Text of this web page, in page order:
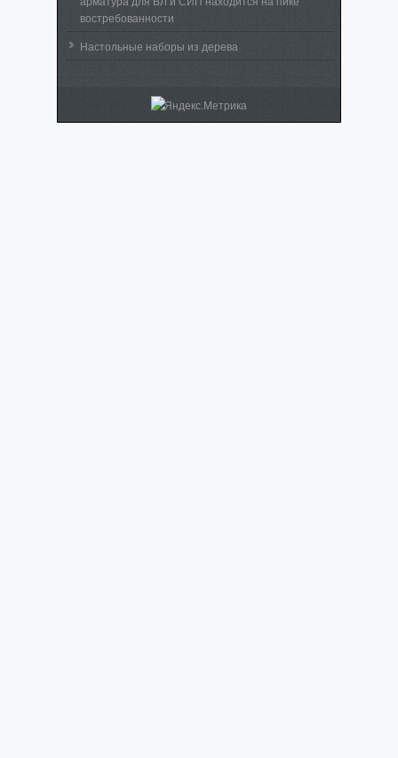
востребованности
Настольные наборы из дерева